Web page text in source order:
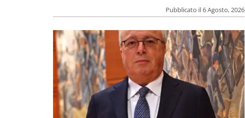
Pubblicato il 6 Agosto, 2026